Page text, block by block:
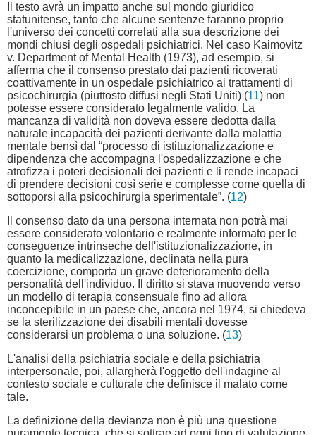
Il testo avrà un impatto anche sul mondo giuridico
statunitense, tanto che alcune sentenze faranno proprio
l'universo dei concetti correlati alla sua descrizione dei
mondi chiusi degli ospedali psichiatrici. Nel caso Kaimovitz
v. Department of Mental Health (1973), ad esempio, si
afferma che il consenso prestato dai pazienti ricoverati
coattivamente in un ospedale psichiatrico ai trattamenti di
psicochirurgia (piuttosto diffusi negli Stati Uniti) (11) non
potesse essere considerato legalmente valido. La
mancanza di validità non doveva essere dedotta dalla
naturale incapacità dei pazienti derivante dalla malattia
mentale bensì dal “processo di istituzionalizzazione e
dipendenza che accompagna l'ospedalizzazione e che
atrofizza i poteri decisionali dei pazienti e li rende incapaci
di prendere decisioni così serie e complesse come quella di
sottoporsi alla psicochirurgia sperimentale”. (12)
Il consenso dato da una persona internata non potrà mai
essere considerato volontario e realmente informato per le
conseguenze intrinseche dell'istituzionalizzazione, in
quanto la medicalizzazione, declinata nella pura
coercizione, comporta un grave deterioramento della
personalità dell'individuo. Il diritto si stava muovendo verso
un modello di terapia consensuale fino ad allora
inconcepibile in un paese che, ancora nel 1974, si chiedeva
se la sterilizzazione dei disabili mentali dovesse
considerarsi un problema o una soluzione. (13)
L'analisi della psichiatria sociale e della psichiatria
interpersonale, poi, allargherà l'oggetto dell'indagine al
contesto sociale e culturale che definisce il malato come
tale.
La definizione della devianza non è più una questione